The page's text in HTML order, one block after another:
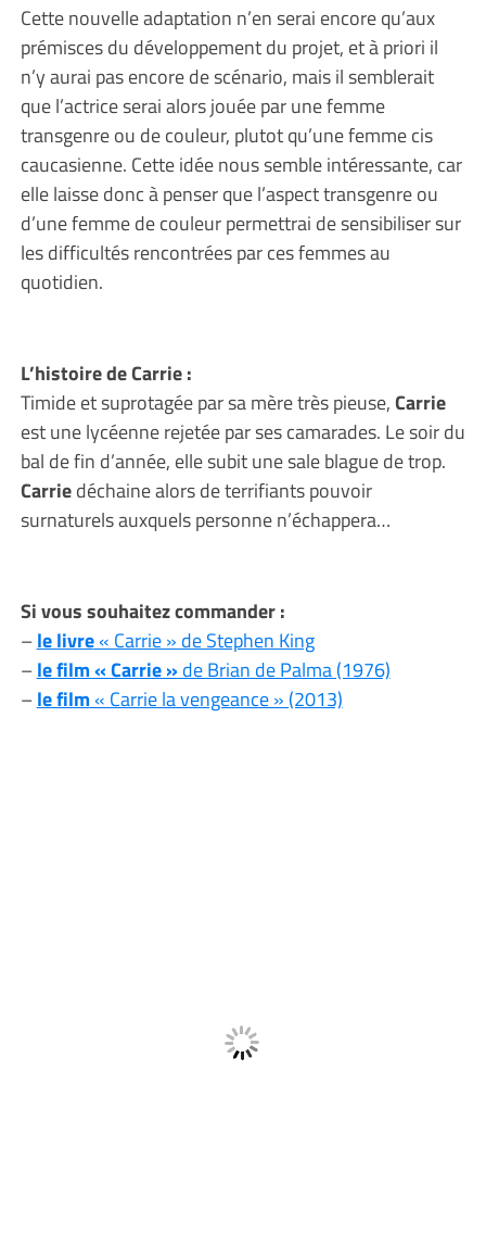
Cette nouvelle adaptation n’en serai encore qu’aux
prémisces du développement du projet, et à priori il
n’y aurai pas encore de scénario, mais il semblerait
que l’actrice serai alors jouée par une femme
transgenre ou de couleur, plutot qu’une femme cis
caucasienne. Cette idée nous semble intéressante, car
elle laisse donc à penser que l’aspect transgenre ou
d’une femme de couleur permettrai de sensibiliser sur
les difficultés rencontrées par ces femmes au
quotidien.
L’histoire de Carrie :
Timide et suprotagée par sa mère très pieuse,Carrie
est une lycéenne rejetée par ses camarades. Le soir du
bal de fin d’année, elle subit une sale blague de trop.
Carriedéchaine alors de terrifiants pouvoir
surnaturels auxquels personne n’échappera…
Si vous souhaitez commander :
–le livre« Carrie » de Stephen King
–le film « Carrie »de Brian de Palma (1976)
–le film« Carrie la vengeance » (2013)